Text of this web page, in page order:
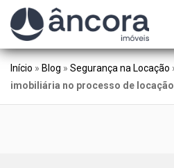
Início » Blog » Segurança na Locação
imobiliária no processo de locação